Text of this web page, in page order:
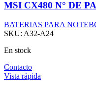
MSI CX480 N° DE
BATERIAS PARA
SKU: A32-A24
En stock
Contacto
Vista rápida